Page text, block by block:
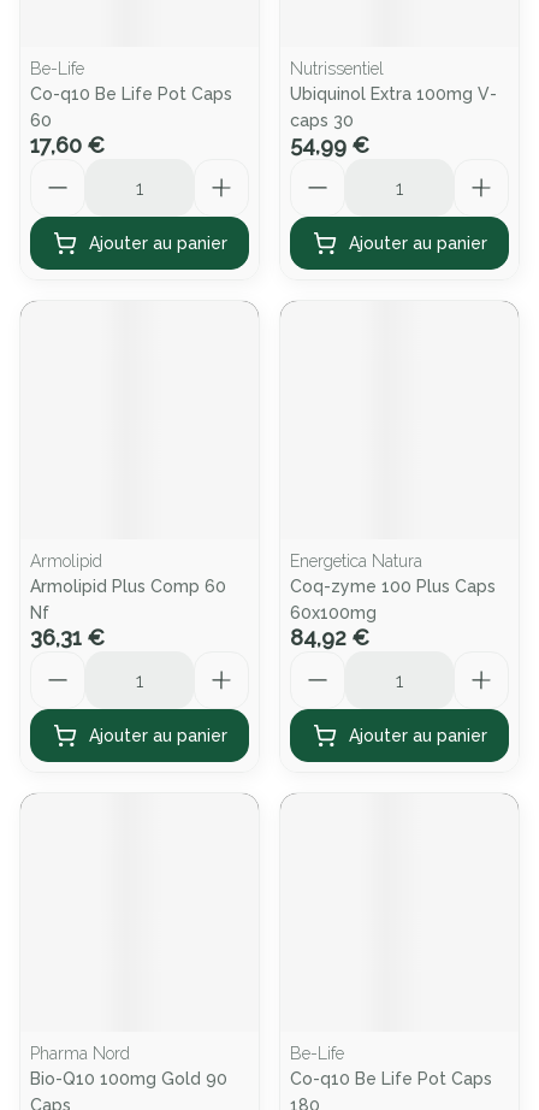
Be-Life
Co-q10 Be Life Pot Caps
60
17,60 €
Ajouter au panier
Nutrissentiel
Ubiquinol Extra 100mg V-
caps 30
54,99 €
Ajouter au panier
Armolipid
Armolipid Plus Comp 60
Nf
36,31 €
Ajouter au panier
Energetica Natura
Coq-zyme 100 Plus Caps
60x100mg
84,92 €
Ajouter au panier
Pharma Nord
Bio-Q10 100mg Gold 90
Caps
Be-Life
Co-q10 Be Life Pot Caps
180